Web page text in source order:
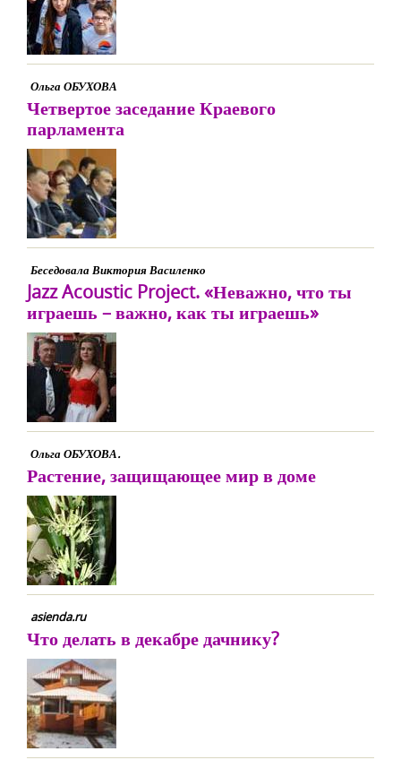
Ольга ОБУХОВА
Четвертое заседание Краевого
парламента
Беседовала Виктория Василенко
Jazz Acoustic Project. «Неважно, что ты
играешь – важно, как ты играешь»
Ольга ОБУХОВА.
Растение, защищающее мир в доме
asienda.ru
Что делать в декабре дачнику?